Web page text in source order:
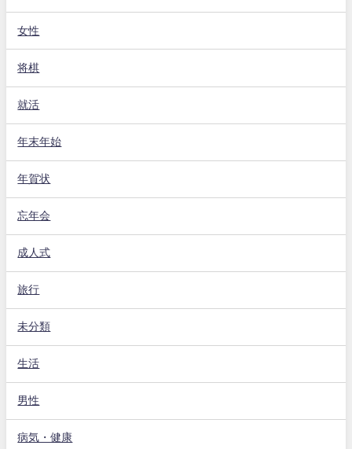
女性
将棋
就活
年末年始
年賀状
忘年会
成人式
旅行
未分類
生活
男性
病気・健康